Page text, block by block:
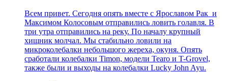
Всем привет. Сегодня опять вместе с Ярославом Рак и
Максимом Колосовым отправились ловить голавля. В
три утра отправились на реку. По началу крупный
хищник молчал. Мы стабильно ловили на
микроколебалки небольшого жереха, окуня. Опять
сработали колебалки Timon, модели Tearo и T-Grovel,
также были и выходы на колебалки Lucky John Ayu.